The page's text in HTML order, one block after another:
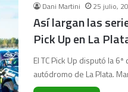
Dani Martini 25 julio,
Así largan las
Pick Up en La
El TC Pick Up disputó la
autódromo de La Plata.